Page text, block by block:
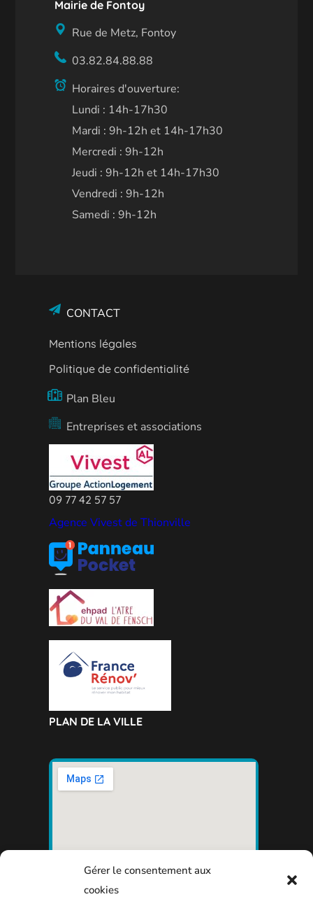
Gérer le consentement aux
cookies
Mairie de Fontoy
Rue de Metz, Fontoy
03.82.84.88.88
Horaires d'ouverture:
Lundi : 14h-17h30
Mardi : 9h-12h et 14h-17h30
Mercredi : 9h-12h
Jeudi : 9h-12h et 14h-17h30
Vendredi : 9h-12h
Samedi : 9h-12h
CONTACT
Mentions légales
Politique de confidentialité
Plan Bleu
Entreprises et associations
09 77 42 57 57
Agence Vivest de Thionville
PLAN DE LA VILLE